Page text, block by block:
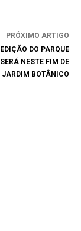
PRÓXIMO ARTIGO
DO PARQUE
NESTE FIM DE
BOTÂNICO